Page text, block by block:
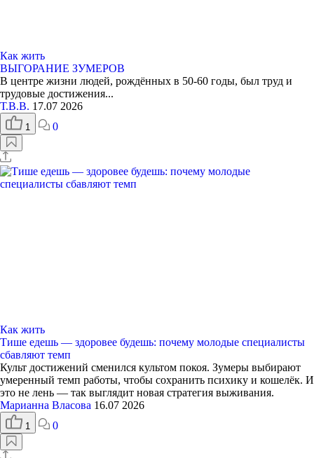
Как жить
ВЫГОРАНИЕ ЗУМЕРОВ
В центре жизни людей, рождённых в 50-60 годы, был труд и
трудовые достижения...
Т.В.В. 17.07 2026
1 0
Как жить
Тише едешь — здоровее будешь: почему молодые специалисты
сбавляют темп
Культ достижений сменился культом покоя. Зумеры выбирают
умеренный темп работы, чтобы сохранить психику и кошелёк. И
это не лень — так выглядит новая стратегия выживания.
Марианна Власова 16.07 2026
1 0